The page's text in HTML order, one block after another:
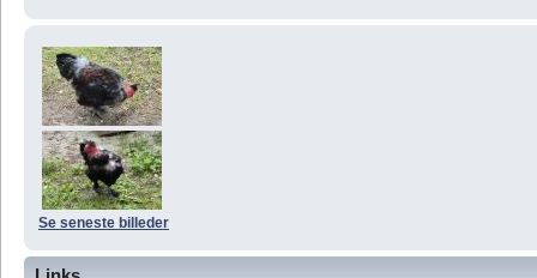
Se seneste billeder